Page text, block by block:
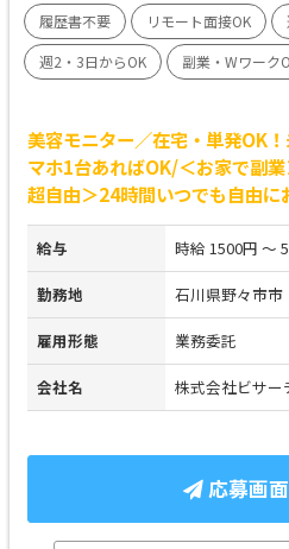
履歴書不要 リモート面接OK
週2・3日からOK
副業・Wワーク
美容モニター／在宅・単発OK
マホ1台あればOK/＜お家で副
超自由＞24時間いつでも自由
給与 時給 1500円 ～
勤務地 石川県野々市市
雇用形態 業務委託
会社名 株式会社ビサー
応募画